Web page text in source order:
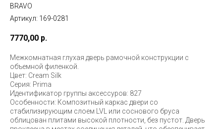
BRAVO
Артикул: 169-0281
7770,00 р.
Межкомнатная глухая дверь рамочной конструкции с
объемной филенкой.
Цвет: Cream Silk
Серия: Prima
Идентификатор группы аксессуров: 827
Особенности: Композитный каркас двери со
стабилизирующим слоем LVL или соснового бруса
облицован плитами высокой плотности, без пустот. Дверь